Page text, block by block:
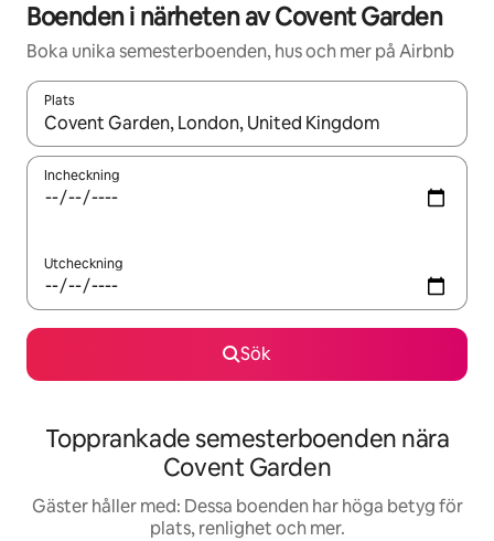
Boenden i närheten av Covent Garden
Boka unika semesterboenden, hus och mer på Airbnb
Plats
När resultaten är tillgängliga kan du navigera med upp- och
Incheckning
Utcheckning
Sök
Topprankade semesterboenden nära
Covent Garden
Gäster håller med: Dessa boenden har höga betyg för
plats, renlighet och mer.